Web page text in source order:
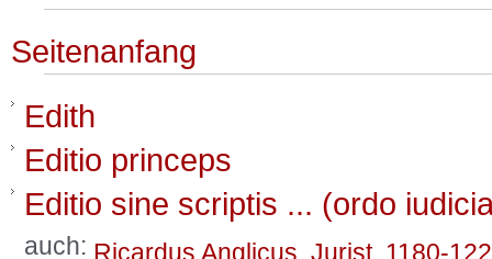
Seitenanfang
Edith
Editio princeps
Editio sine scriptis ... (ordo
auch: Ricardus Anglicus, Jurist, 1180-